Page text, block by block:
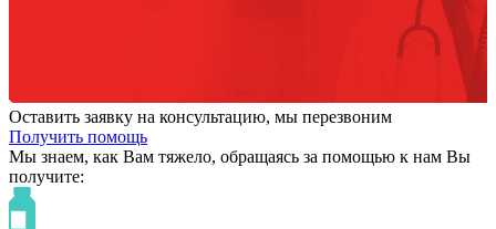
Оставить заявку на консультацию, мы перезвоним
Получить помощь
Мы знаем, как Вам тяжело, обращаясь за помощью к нам Вы
получите: